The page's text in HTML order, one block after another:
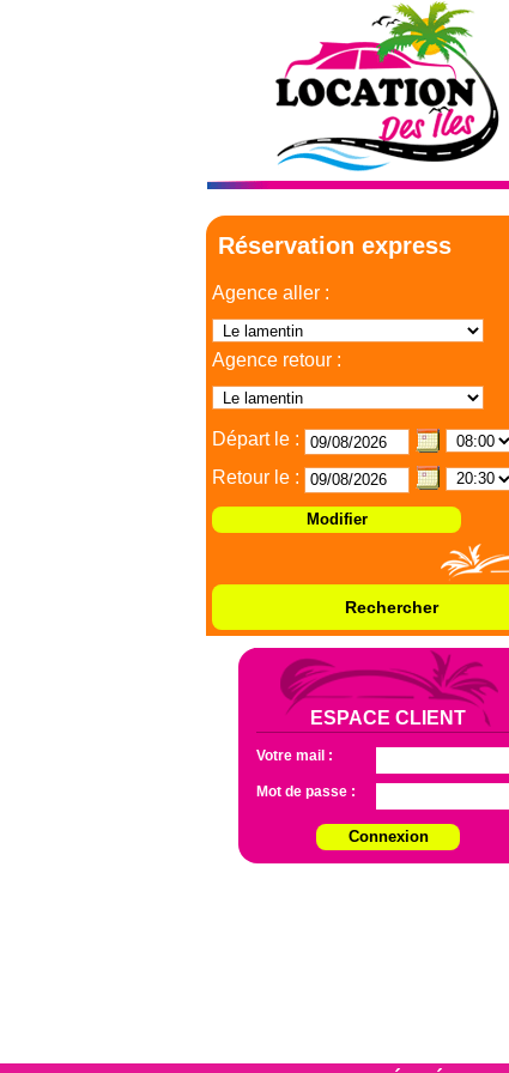
Réservation express
Agence aller :
Agence retour :
Départ le :
Retour le :
Modifier
Rechercher
ESPACE CLIENT
Votre mail :
Mot de passe :